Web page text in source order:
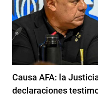
Causa AFA: la
declaraciones